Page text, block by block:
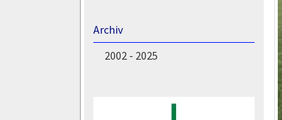
Archiv
2002 - 2025